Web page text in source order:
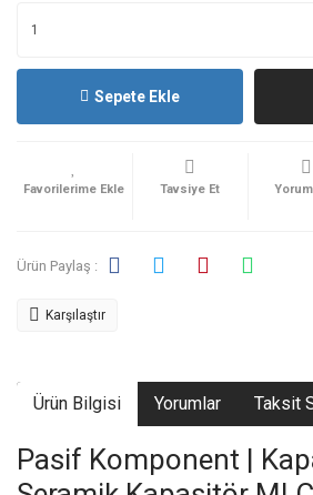
Sepete Ekle
Tavsiye Et
Ürün Paylaş :
Karşılaştır
Ürün Bilgisi Yorumlar Taksit
Pasif Komponent |